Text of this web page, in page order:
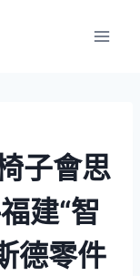
子會思
建“智
德零件